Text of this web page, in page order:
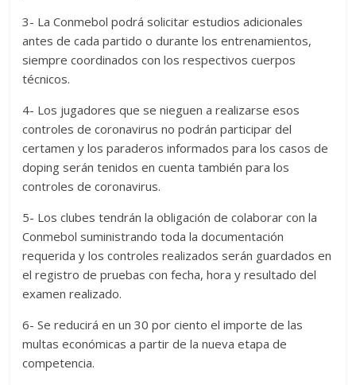
3- La Conmebol podrá solicitar estudios adicionales
antes de cada partido o durante los entrenamientos,
siempre coordinados con los respectivos cuerpos
técnicos.
4- Los jugadores que se nieguen a realizarse esos
controles de coronavirus no podrán participar del
certamen y los paraderos informados para los casos de
doping serán tenidos en cuenta también para los
controles de coronavirus.
5- Los clubes tendrán la obligación de colaborar con la
Conmebol suministrando toda la documentación
requerida y los controles realizados serán guardados en
el registro de pruebas con fecha, hora y resultado del
examen realizado.
6- Se reducirá en un 30 por ciento el importe de las
multas económicas a partir de la nueva etapa de
competencia.